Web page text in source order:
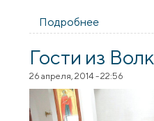
Подробнее
Собора
Гости из
26 апреля, 2014 - 22:56